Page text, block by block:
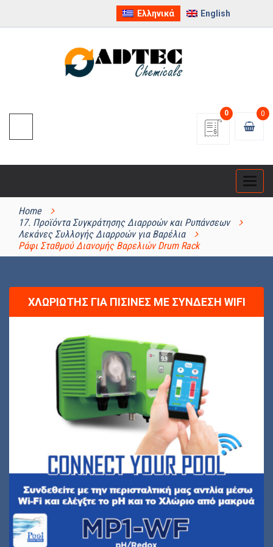
Ελληνικά English
0
0
Home
17. Προϊόντα Συγκράτησης Διαρροών και Ρυπάνσεων
Λεκάνες Συλλογής Διαρροών για Βαρέλια
Ράφι Σταθμού Διανομής Βαρελιών Drum Rack
ΧΛΩΡΙΩΤΉΣ ΓΙΑ ΠΙΣΊΝΕΣ ΜΕ ΣΎΝΔΕΣΗ WIFI